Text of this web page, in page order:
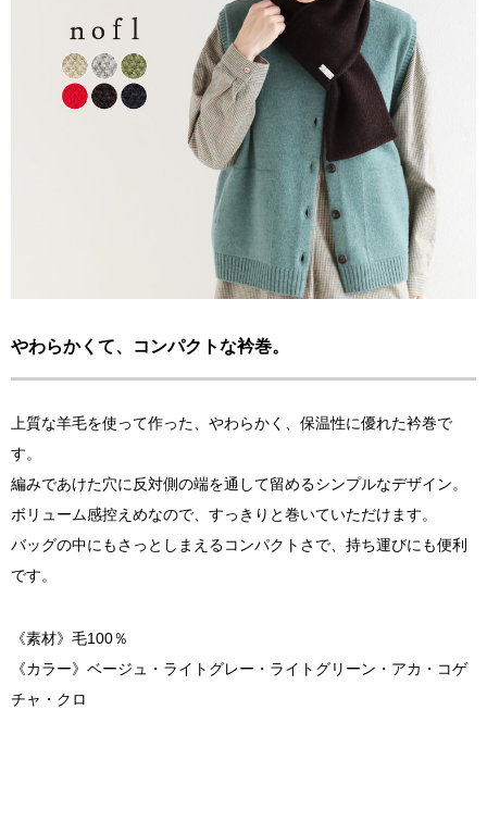
やわらかくて、コンパクトな衿巻。
上質な羊毛を使って作った、やわらかく、保温性に優れた衿巻で
す。
編みであけた穴に反対側の端を通して留めるシンプルなデザイン。
ボリューム感控えめなので、すっきりと巻いていただけます。
バッグの中にもさっとしまえるコンパクトさで、持ち運びにも便利
です。
《素材》毛100％
《カラー》ベージュ・ライトグレー・ライトグリーン・アカ・コゲ
チャ・クロ